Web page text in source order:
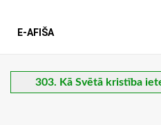
E-AFIŠA
303. Kā Svētā kristība